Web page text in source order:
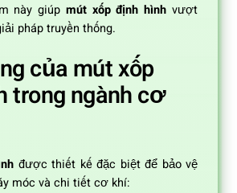
này giúp mút xốp định hình vượt
pháp truyền thống.
của mút xốp
trong ngành cơ
được thiết kế đặc biệt để bảo vệ
móc và chi tiết cơ khí: